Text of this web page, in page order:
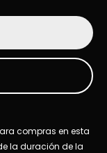
compras en esta
la duración de la